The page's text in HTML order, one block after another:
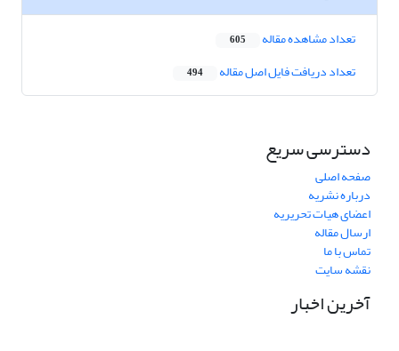
تعداد مشاهده مقاله 605
تعداد دریافت فایل اصل مقاله 494
دسترسی سریع
صفحه اصلی
درباره نشریه
اعضای هیات تحریریه
ارسال مقاله
تماس با ما
نقشه سایت
آخرین اخبار